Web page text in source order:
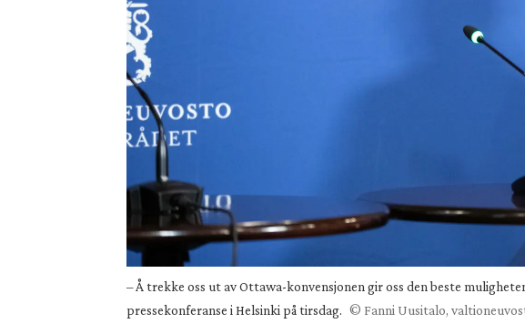
– Å trekke oss ut av Ottawa-konvensjonen gir oss den beste
pressekonferanse i Helsinki på tirsdag. © Fanni Uusitalo,